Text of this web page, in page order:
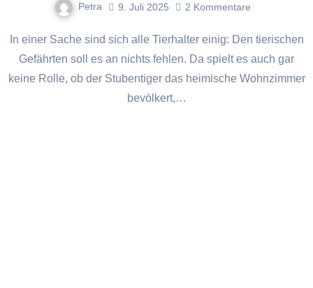
Petra 9. Juli 2025 2 Kommentare
Gefährten soll es an nichts fehlen. Da spielt es auch gar
keine Rolle, ob der Stubentiger das heimische Wohnzimmer
bevölkert,…